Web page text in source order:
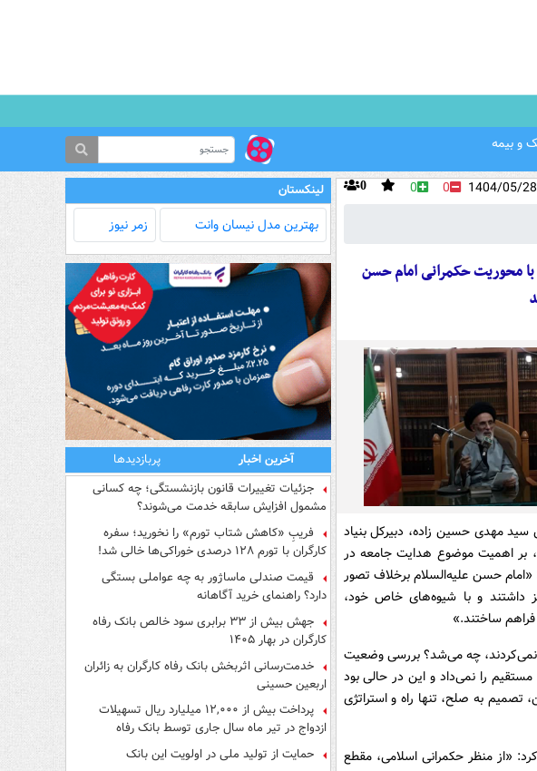
و بیمه
0 0 0
محوریت حکمرانی امام حسن
مهدی حسین زاده، دبیرکل بنیاد
بر اهمیت موضوع هدایت جامعه در
حسن علیه‌السلام برخلاف تصور
داشتند و با شیوه‌های خاص خود،
ساختند.»
نمی‌کردند، چه می‌شد؟ بررسی وضعیت
را نمی‌داد و این در حالی بود
تصمیم به صلح، تنها راه و استراتژی
«از منظر حکمرانی اسلامی، مقطع
لینکستان
بهترین مدل‌ نیسان وانت زمر نیوز
آخرین اخبار
پربازدیدها
جزئیات تغییرات قانون بازنشستگی؛ چه کسانی
مشمول افزایش سابقه خدمت می‌شوند؟
فریبِ «کاهش شتاب تورم» را نخورید؛ سفره
کارگران با تورم ۱۲۸ درصدی خوراکی‌ها خالی شد!
قیمت صندلی ماساژور به چه عواملی بستگی
دارد؟ راهنمای خرید آگاهانه
جهش بیش از ۳۳ برابری سود خالص بانک رفاه
کارگران در بهار ۱۴۰۵
خدمت‌رسانی اثربخش بانک رفاه کارگران به زائران
اربعین حسینی
پرداخت بیش از ۱۲,۰۰۰ میلیارد ریال تسهیلات
ازدواج در تیر ماه سال جاری توسط بانک رفاه
کارگران
حمایت از تولید ملی در اولویت این بانک